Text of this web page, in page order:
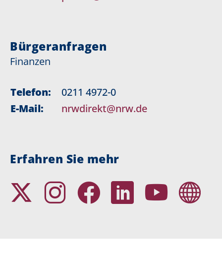
Bürgeranfragen
Finanzen
Telefon:
0211 4972-0
E-Mail:
nrwdirekt@nrw.de
Erfahren Sie mehr